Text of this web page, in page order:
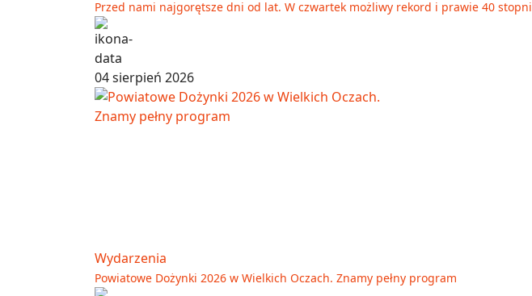
Przed nami najgorętsze dni od lat. W czwartek możliwy rekord i prawie 40 stopni
04 sierpień 2026
Wydarzenia
Powiatowe Dożynki 2026 w Wielkich Oczach. Znamy pełny program